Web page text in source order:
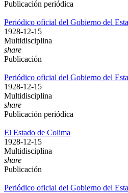
Publicación periódica
Periódico oficial del Gobierno del
1928-12-15
Multidisciplina
share
Publicación
Periódico oficial del Gobierno del
1928-12-15
Multidisciplina
share
Publicación periódica
El Estado de Colima
1928-12-15
Multidisciplina
share
Publicación
Periódico oficial del Gobierno del